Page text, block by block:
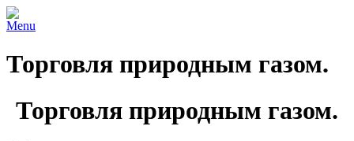
Menu
Торговля природным газом.
Торговля природным газом.